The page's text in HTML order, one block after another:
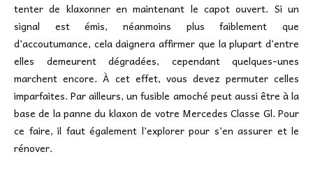
tenter de klaxonner en maintenant le capot ouvert. Si un
signal est émis, néanmoins plus faiblement que
d’accoutumance, cela daignera affirmer que la plupart d’entre
elles demeurent dégradées, cependant quelques-unes
marchent encore. À cet effet, vous devez permuter celles
imparfaites. Par ailleurs, un fusible amoché peut aussi être à la
base de la panne du klaxon de votre Mercedes Classe Gl. Pour
ce faire, il faut également l’explorer pour s’en assurer et le
rénover.